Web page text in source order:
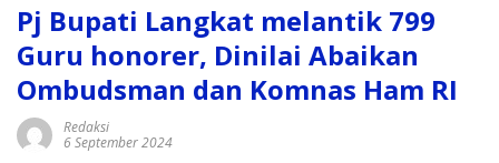
Pj Bupati Langkat melantik 799
Guru honorer, Dinilai Abaikan
Ombudsman dan Komnas Ham RI
Redaksi
6 September 2024